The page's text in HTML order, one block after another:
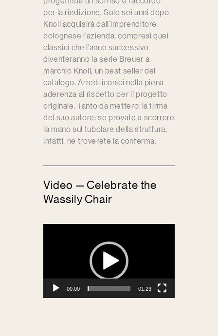
per la riedizione. Solo sei anni dopo
Knoll acquisirà dall’imprenditore
bolognese l’azienda, compresi quei
classici che l’anno successivo
diventeranno la serie Breuer a
marchio Knoll, un best seller del
catalogo. Arredi iconici nella piena
aderenza al rispetto per il progetto
originale. Tanto da metterci la firma
del suo autore: se provate a scorrere
la mano sul tubolare della struttura,
infatti, ne troverete la conferma.
Video — Celebrate the
Wassily Chair
00:00 01:23